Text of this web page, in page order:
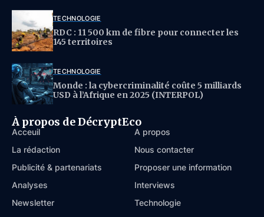
TECHNOLOGIE
RDC : 11 500 km de fibre pour connecter les
145 territoires
TECHNOLOGIE
Monde : la cybercriminalité coûte 5 milliards
USD à l’Afrique en 2025 (INTERPOL)
À propos de DécryptEco
Acceuil
À propos
La rédaction
Nous contacter
Publicité & partenariats
Proposer une information
Analyses
Interviews
Newsletter
Technologie